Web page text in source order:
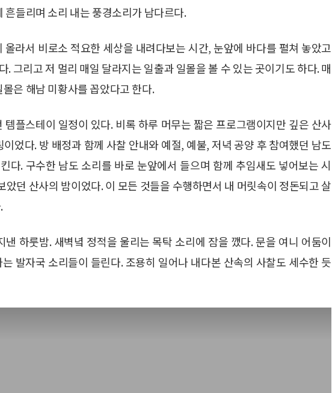
흔들리며 소리 내는 풍경소리가 남다르다.
라서 비로소 적요한 세상을 내려다보는 시간, 눈앞에 바다를 펼쳐 놓았고
. 그리고 저 멀리 매일 달라지는 일출과 일몰을 볼 수 있는 곳이기도 하다. 매
은 해남 미황사를 꼽았다고 한다.
플스테이 일정이 있다. 비록 하루 머무는 짧은 프로그램이지만 깊은 산사
었다. 방 배정과 함께 사찰 안내와 예절, 예불, 저녁 공양 후 참여했던 남도
다. 구수한 남도 소리를 바로 눈앞에서 들으며 함께 추임새도 넣어보는 시
았던 산사의 밤이었다. 이 모든 것들을 수행하면서 내 머릿속이 정돈되고 살
하룻밤. 새벽녘 정적을 울리는 목탁 소리에 잠을 깼다. 문을 여니 어둠이
발자국 소리들이 들린다. 조용히 일어나 내다본 산속의 사찰도 세수한 듯